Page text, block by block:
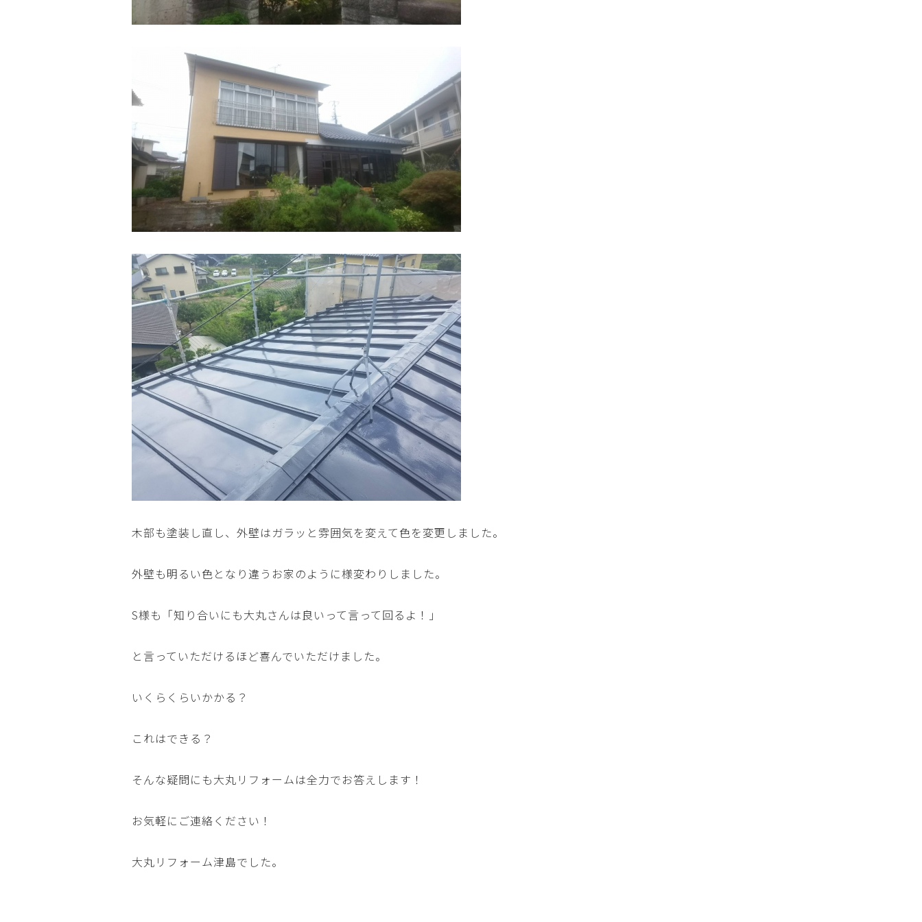
木部も塗装し直し、外壁はガラッと雰囲気を変えて色を変更しました。
外壁も明るい色となり違うお家のように様変わりしました。
S様も「知り合いにも大丸さんは良いって言って回るよ！」
と言っていただけるほど喜んでいただけました。
いくらくらいかかる？
これはできる？
そんな疑問にも大丸リフォームは全力でお答えします！
お気軽にご連絡ください！
大丸リフォーム津島でした。